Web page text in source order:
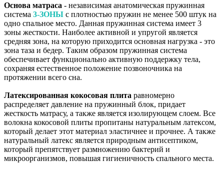
Основа матраса - независимая анатомическая пружинная
система 3-ЗОНЫ с плотностью пружин не менее 500 штук на
одно спальное место. Данная пружинная система имеет 3
зоны жесткости. Наиболее активной и упругой является
средняя зона, на которую приходится основная нагрузка - это
зона таза и бедер. Таким образом пружинная система
обеспечивает функционально активную поддержку тела,
сохраняя естественное положение позвоночника на
протяжении всего сна.
Латексированная кокосовая плита равномерно
распределяет давление на пружинный блок, придает
жесткость матрасу, а также является изолирующем слоем. Все
волокна кокосовой плиты пропитаны натуральным латексом,
который делает этот материал эластичнее и прочнее. А также
натуральный латекс является природным антисептиком,
который препятствует размножению бактерий и
микроорганизмов, повышая гигиеничность спального места.